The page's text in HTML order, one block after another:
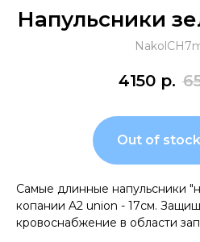
Напульсники
4150 р.
Out of stock
Самые длинные напульсники
копании A2 union - 17см.
кровоснабжение в области